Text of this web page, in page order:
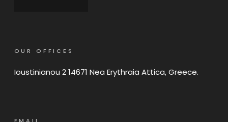
OUR OFFICES
Ioustinianou 2 14671 Nea Erythraia Attica, Greece.